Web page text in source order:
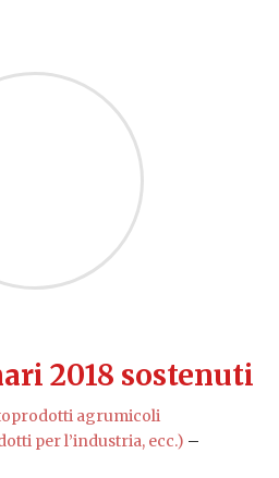
2018 sostenuti
agrumicoli
per l’industria, ecc.) –